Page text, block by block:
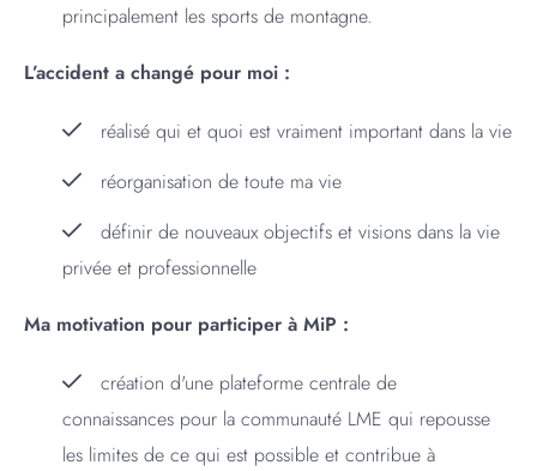
principalement les sports de montagne.
L’accident a changé pour moi :
réalisé qui et quoi est vraiment important dans la vie
réorganisation de toute ma vie
définir de nouveaux objectifs et visions dans la vie
privée et professionnelle
Ma motivation pour participer à MiP :
création d'une plateforme centrale de
connaissances pour la communauté LME qui repousse
les limites de ce qui est possible et contribue à